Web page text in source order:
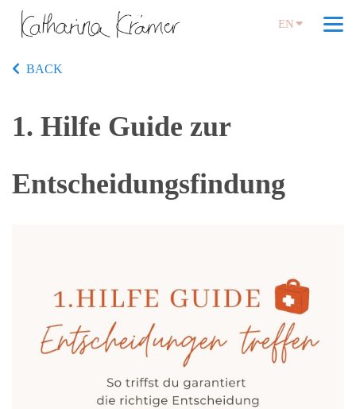
EN
BACK
1. Hilfe Guide zur
Entscheidungsfindung